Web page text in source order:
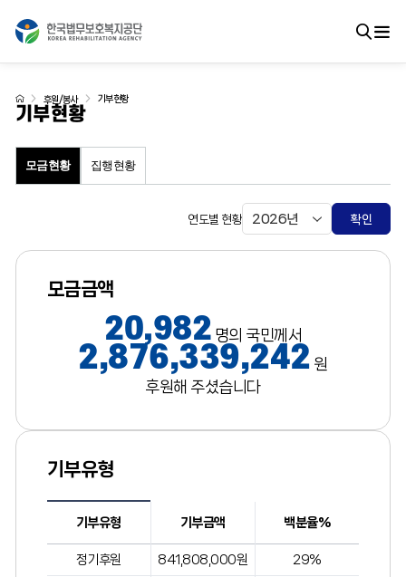
기부현황
후원/봉사 기부현황
모금현황 집행현황
연도별 현황 확인
모금금액
20,982 명의 국민께서
2,876,339,242 원
후원해 주셨습니다
기부유형
기부유형 기부금액 백분율%
정기후원 841,808,000원 29%